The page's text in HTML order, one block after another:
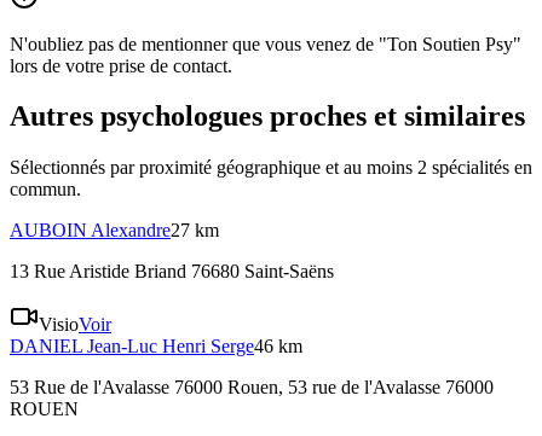
N'oubliez pas de mentionner que vous venez de "Ton Soutien Psy"
lors de votre prise de contact.
Autres psychologues proches et similaires
Sélectionnés par proximité géographique et au moins 2 spécialités en
commun.
AUBOIN Alexandre27 km
13 Rue Aristide Briand 76680 Saint-Saëns
VisioVoir
DANIEL Jean-Luc Henri Serge46 km
53 Rue de l'Avalasse 76000 Rouen, 53 rue de l'Avalasse 76000
ROUEN